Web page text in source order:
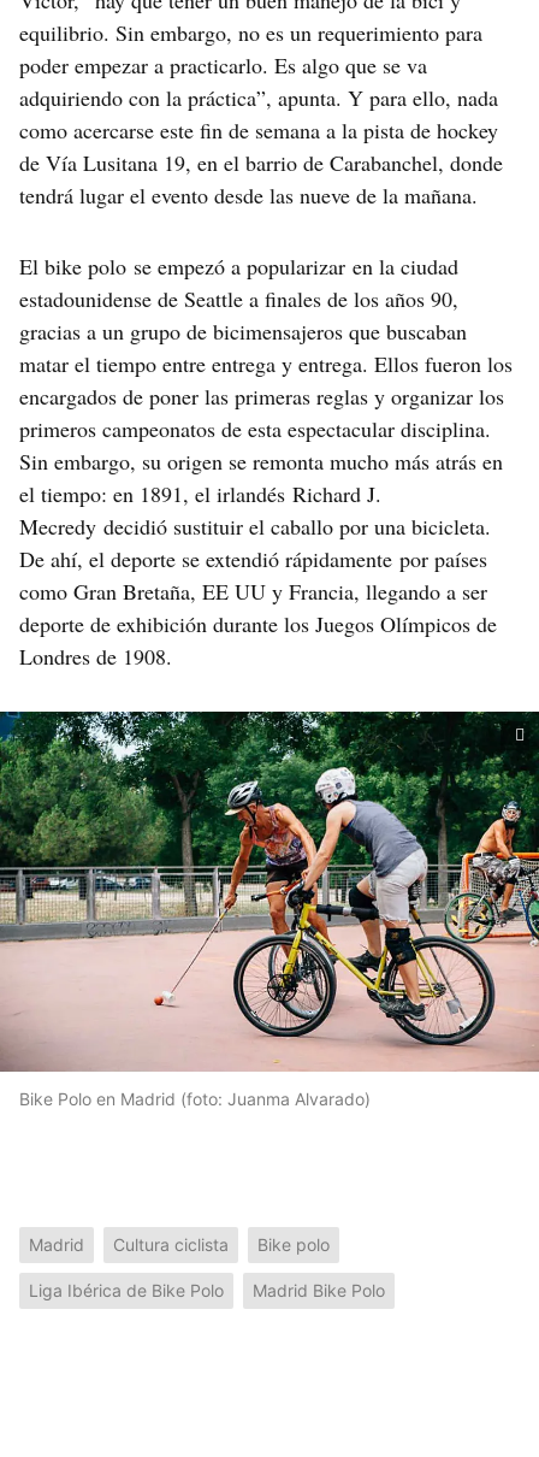
equilibrio. Sin embargo, no es un requerimiento para
poder empezar a practicarlo. Es algo que se va
adquiriendo con la práctica”, apunta. Y para ello, nada
como acercarse este fin de semana a la pista de hockey
de Vía Lusitana 19, en el barrio de Carabanchel, donde
tendrá lugar el evento desde las nueve de la mañana.
El bike polo se empezó a popularizar en la ciudad
estadounidense de Seattle a finales de los años 90,
gracias a un grupo de bicimensajeros que buscaban
matar el tiempo entre entrega y entrega. Ellos fueron los
encargados de poner las primeras reglas y organizar los
primeros campeonatos de esta espectacular disciplina.
Sin embargo, su origen se remonta mucho más atrás en
el tiempo: en 1891, el irlandés Richard J.
Mecredy decidió sustituir el caballo por una bicicleta.
De ahí, el deporte se extendió rápidamente por países
como Gran Bretaña, EE UU y Francia, llegando a ser
deporte de exhibición durante los Juegos Olímpicos de
Londres de 1908.
Bike Polo en Madrid (foto: Juanma Alvarado)
Madrid Cultura ciclista Bike polo
Liga Ibérica de Bike Polo Madrid Bike Polo